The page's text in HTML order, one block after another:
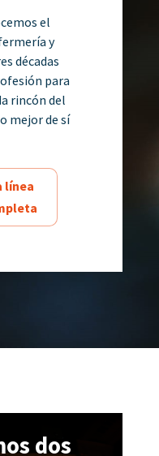
el
y
décadas
para
rincón del
mejor de sí
línea
dos